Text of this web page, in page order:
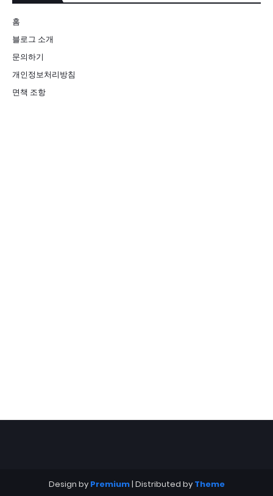
홈
블로그 소개
문의하기
개인정보처리방침
면책 조항
Design by Premium| Distributed by Theme